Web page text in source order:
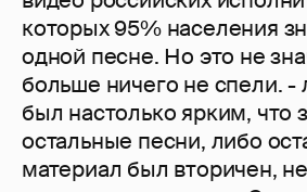
которых 95% населения
одной песне. Но это не
больше ничего не спели. -
был настолько ярким, что
остальные песни, либо
материал был вторичен,